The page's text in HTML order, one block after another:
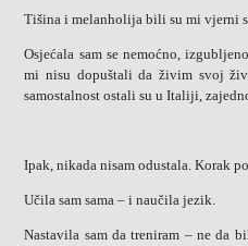
Tišina i melanholija bili su mi vjerni
Osjećala sam se nemoćno,
mi nisu dopuštali da živim svoj
samostalnost ostali su u Italiji,
Ipak, nikada nisam odustala. Korak
Učila sam sama – i naučila jezik.
Nastavila sam da treniram – ne da